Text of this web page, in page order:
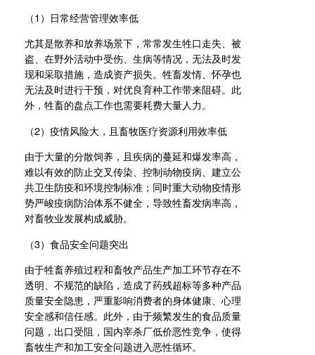
（1）日常经营管理效率低
尤其是散养和放养场景下，常常发生牲口走失、被
盗、在野外活动中受伤、生病等情况，无法及时发
现和采取措施，造成资产损失。牲畜发情、怀孕也
无法及时进行干预，对优良育种工作带来阻碍。此
外，牲畜的盘点工作也需要耗费大量人力。
（2）疫情风险大，且畜牧医疗资源利用效率低
由于大量的分散饲养，且疾病的蔓延和爆发率高，
难以有效的防止交叉传染、控制动物疫病、建立公
共卫生防疫和环境控制标准；同时重大动物疫情形
势严峻疫病防治体系不健全，导致牲畜发病率高，
对畜牧业发展构成威胁。
（3）食品安全问题突出
由于牲畜养殖过程和畜牧产品生产加工环节存在不
透明、不规范的缺陷，造成了药残超标等多种产品
质量安全隐患，严重影响消费者的身体健康、心理
安全感和信任感。此外，由于频繁发生的食品质量
问题，出口受阻，国内宰杀厂低价恶性竞争，使得
畜牧生产和加工安全问题进入恶性循环。